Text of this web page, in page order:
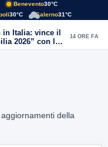
Benevento30°C
30°C Salerno31°C
in Italia: vince il
2026” con la
del Sannio
14 ORE FA
della